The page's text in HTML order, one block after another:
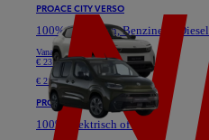
PROACE CITY VERSO
100% Elektrisch, Benzine of Diesel
Vanaf19.364 (Excl. BTW)
€ 23.331
€ 219 /maand (Excl. BTW) *
PROACE VERSO
100% Elektrisch of Diesel